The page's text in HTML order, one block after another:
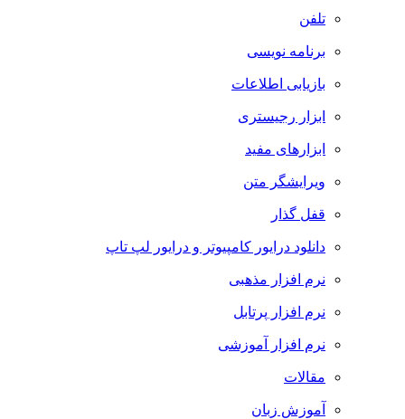
تلفن
برنامه نویسی
بازیابی اطلاعات
ابزار رجیستری
ابزارهای مفید
ویرایشگر متن
قفل گذار
دانلود درایور کامپیوتر و درایور لپ تاپ
نرم افزار مذهبی
نرم افزار پرتابل
نرم افزار آموزشی
مقالات
آموزش زبان